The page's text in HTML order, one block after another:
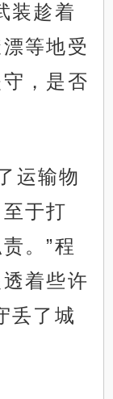
装趁着
等地受
，是否
运输物
于打
。”程
着些许
丢了城